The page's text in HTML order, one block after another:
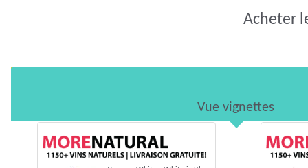
Acheter
Vue vignettes